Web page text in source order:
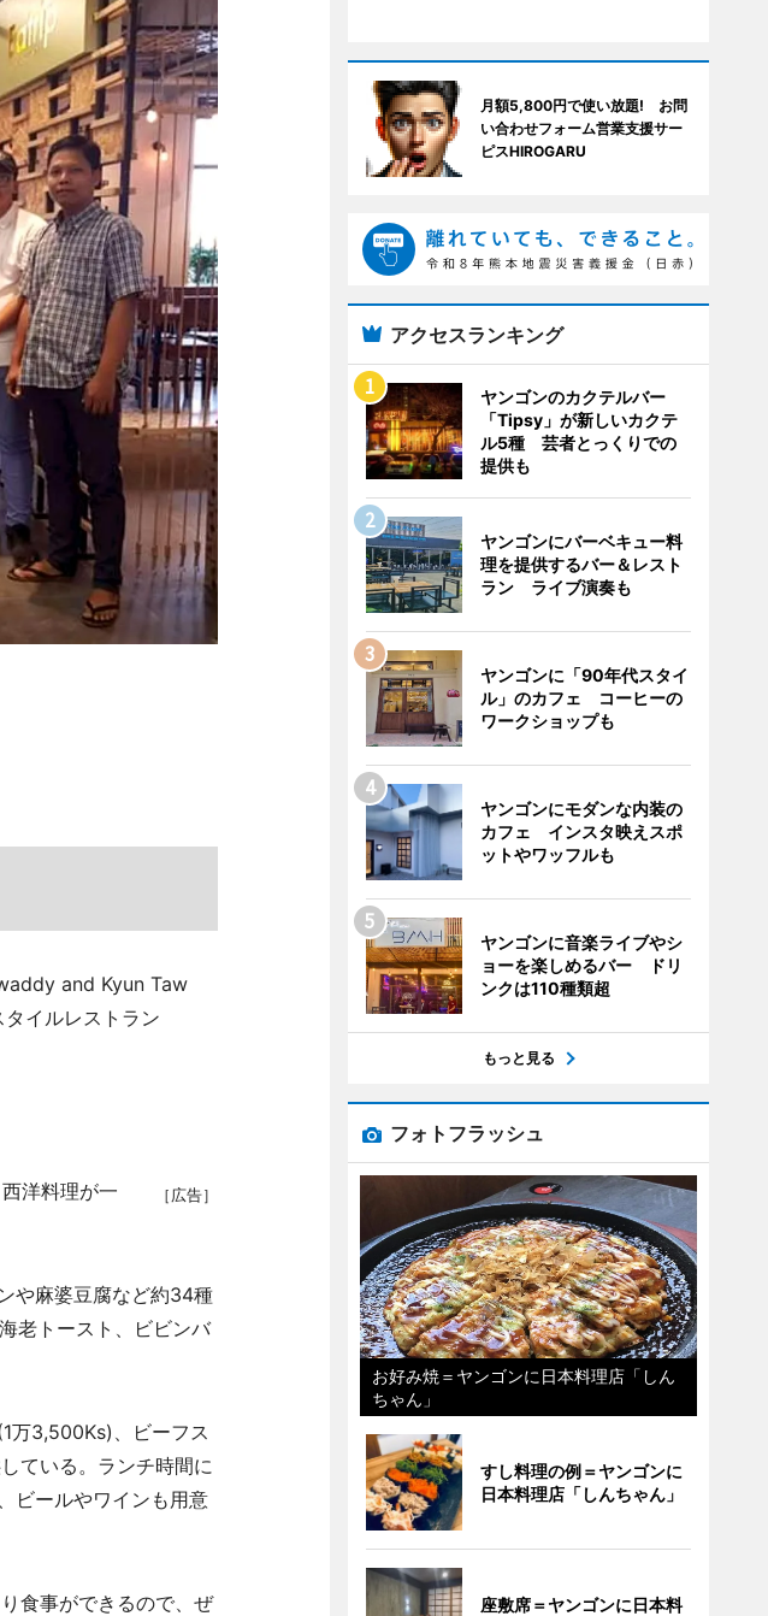
and Kyun Taw
イルレストラン
［広告］
洋料理が一
や麻婆豆腐など約34種
老トースト、ビビンバ
万3,500Ks)、ビーフス
ている。ランチ時間に
ビールやワインも用意
食事ができるので、ぜ
月額5,800円で使い放題! お問
い合わせフォーム営業支援サー
ピスHIROGARU
アクセスランキング
ヤンゴンのカクテルバー
「Tipsy」が新しいカクテ
ル5種 芸者とっくりでの
提供も
ヤンゴンにバーベキュー料
理を提供するバー＆レスト
ラン ライブ演奏も
ヤンゴンに「90年代スタイ
ル」のカフェ コーヒーの
ワークショップも
ヤンゴンにモダンな内装の
カフェ インスタ映えスポ
ットやワッフルも
ヤンゴンに音楽ライブやシ
ョーを楽しめるバー ドリ
ンクは110種類超
もっと見る
フォトフラッシュ
お好み焼＝ヤンゴンに日本料理店「しん
ちゃん」
すし料理の例＝ヤンゴンに
日本料理店「しんちゃん」
座敷席＝ヤンゴンに日本料